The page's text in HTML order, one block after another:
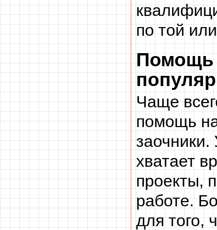
по той
Помощь
Чаще
помощь
хватает
проекты,
работе.
для того,